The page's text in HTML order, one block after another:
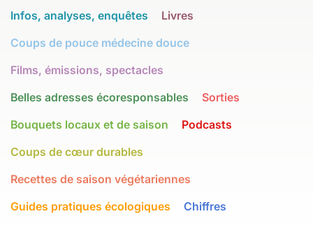
Infos, analyses, enquêtes
Livres
Coups de pouce médecine douce
Films, émissions, spectacles
Belles adresses écoresponsables
Sorties
Bouquets locaux et de saison
Podcasts
Coups de cœur durables
Recettes de saison végétariennes
Guides pratiques écologiques
Chiffres